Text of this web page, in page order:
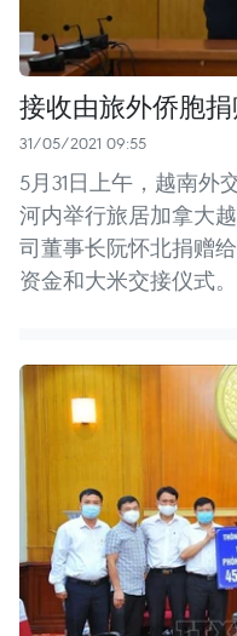
接收由旅外侨胞
31/05/2021 09:55
5月31日上午，越南外
河内举行旅居加拿大
司董事长阮怀北捐赠
资金和大米交接仪式。